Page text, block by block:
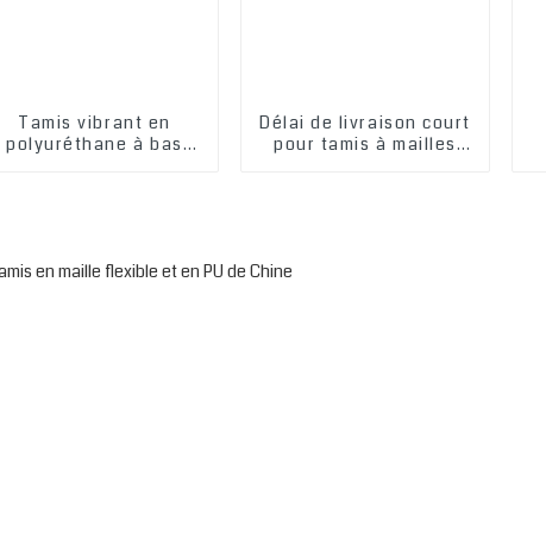
Tamis vibrant en
polyuréthane à bas
Délai de livraison court
pour tamis à mailles